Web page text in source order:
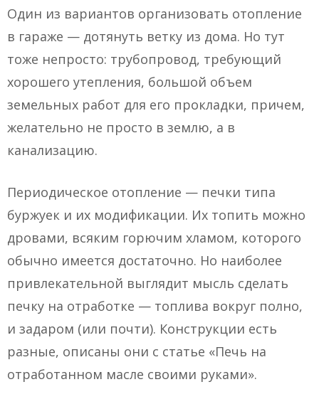
Один из вариантов организовать отопление
в гараже — дотянуть ветку из дома. Но тут
тоже непросто: трубопровод, требующий
хорошего утепления, большой объем
земельных работ для его прокладки, причем,
желательно не просто в землю, а в
канализацию.
Периодическое отопление — печки типа
буржуек и их модификации. Их топить можно
дровами, всяким горючим хламом, которого
обычно имеется достаточно. Но наиболее
привлекательной выглядит мысль сделать
печку на отработке — топлива вокруг полно,
и задаром (или почти). Конструкции есть
разные, описаны они с статье «Печь на
отработанном масле своими руками».